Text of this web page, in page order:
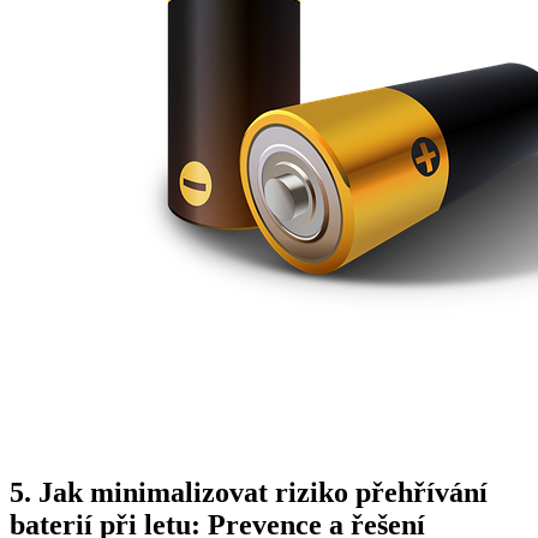
5. Jak minimalizovat riziko přehřívání
baterií při letu: Prevence a řešení